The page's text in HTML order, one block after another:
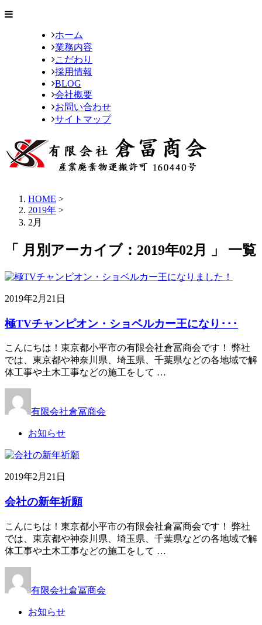
ホーム
業務内容
こだわり
採用情報
BLOG
会社概要
お問い合わせ
サイトマップ
HOME >
2019年 >
2月
「 月別アーカイブ：2019年02月 」 一覧
2019年2月21日
極TVチャンピオン・ショベルカー王になり･･･
こんにちは！東京都小平市の有限会社倉冨商会です！ 弊社
では、東京都や神奈川県、埼玉県、千葉県などの各地域で解
体工事や土木工事などの施工をして …
有限会社倉冨商会
お知らせ
2019年2月21日
会社の新年祈願
こんにちは！東京都小平市の有限会社倉冨商会です！ 弊社
では、東京都や神奈川県、埼玉県、千葉県などの各地域で解
体工事や土木工事などの施工をして …
有限会社倉冨商会
お知らせ